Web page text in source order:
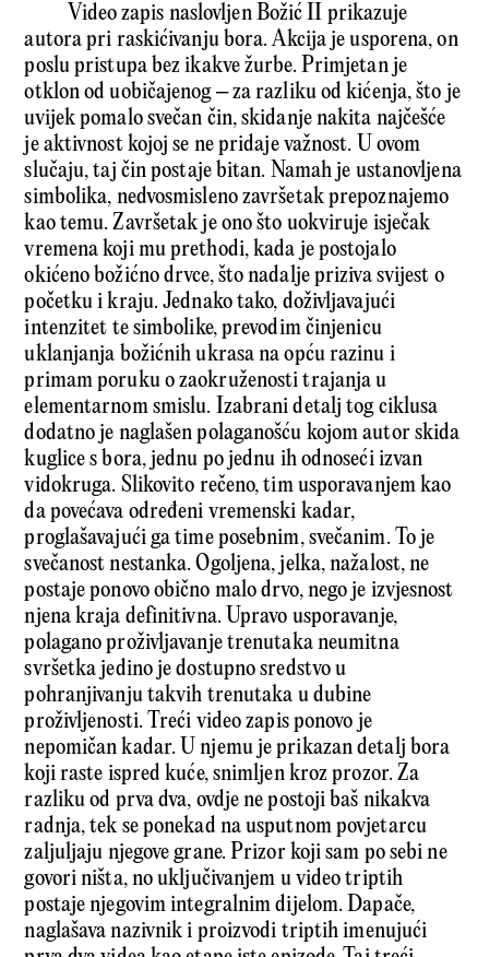
Video zapis naslovljen Božić II prikazuje
autora pri raskićivanju bora. Akcija je usporena, on
poslu pristupa bez ikakve žurbe. Primjetan je
otklon od uobičajenog – za razliku od kićenja, što je
uvijek pomalo svečan čin, skidanje nakita najčešće
je aktivnost kojoj se ne pridaje važnost. U ovom
slučaju, taj čin postaje bitan. Namah je ustanovljena
simbolika, nedvosmisleno završetak prepoznajemo
kao temu. Završetak je ono što uokviruje isječak
vremena koji mu prethodi, kada je postojalo
okićeno božićno drvce, što nadalje priziva svijest o
početku i kraju. Jednako tako, doživljavajući
intenzitet te simbolike, prevodim činjenicu
uklanjanja božićnih ukrasa na opću razinu i
primam poruku o zaokruženosti trajanja u
elementarnom smislu. Izabrani detalj tog ciklusa
dodatno je naglašen polaganošću kojom autor skida
kuglice s bora, jednu po jednu ih odnoseći izvan
vidokruga. Slikovito rečeno, tim usporavanjem kao
da povećava određeni vremenski kadar,
proglašavajući ga time posebnim, svečanim. To je
svečanost nestanka. Ogoljena, jelka, nažalost, ne
postaje ponovo obično malo drvo, nego je izvjesnost
njena kraja definitivna. Upravo usporavanje,
polagano proživljavanje trenutaka neumitna
svršetka jedino je dostupno sredstvo u
pohranjivanju takvih trenutaka u dubine
proživljenosti. Treći video zapis ponovo je
nepomičan kadar. U njemu je prikazan detalj bora
koji raste ispred kuće, snimljen kroz prozor. Za
razliku od prva dva, ovdje ne postoji baš nikakva
radnja, tek se ponekad na usputnom povjetarcu
zaljuljaju njegove grane. Prizor koji sam po sebi ne
govori ništa, no uključivanjem u video triptih
postaje njegovim integralnim dijelom. Dapače,
naglašava nazivnik i proizvodi triptih imenujući